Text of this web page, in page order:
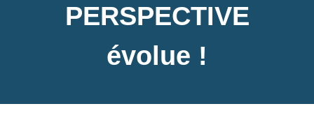
PERSPECTIVE
évolue !